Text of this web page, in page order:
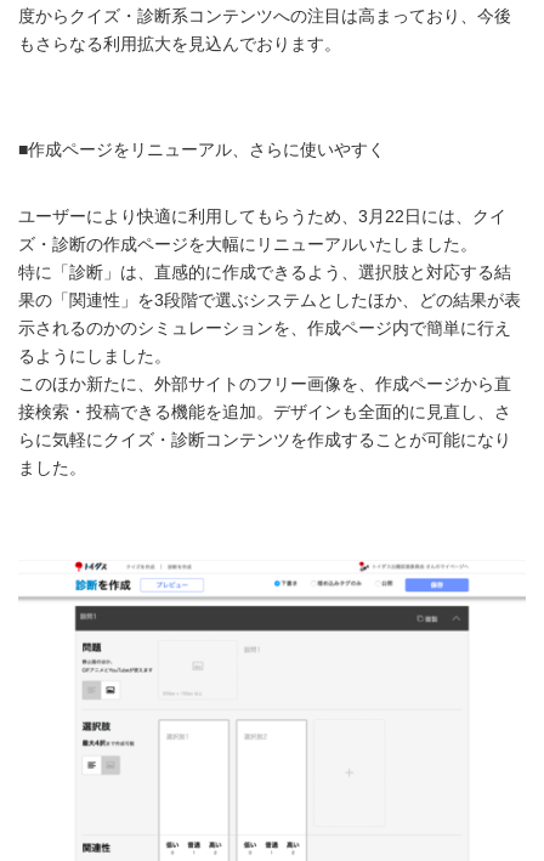
度からクイズ・診断系コンテンツへの注目は高まっており、今後
もさらなる利用拡大を見込んでおります。
■作成ページをリニューアル、さらに使いやすく
ユーザーにより快適に利用してもらうため、3月22日には、クイ
ズ・診断の作成ページを大幅にリニューアルいたしました。
特に「診断」は、直感的に作成できるよう、選択肢と対応する結
果の「関連性」を3段階で選ぶシステムとしたほか、どの結果が表
示されるのかのシミュレーションを、作成ページ内で簡単に行え
るようにしました。
このほか新たに、外部サイトのフリー画像を、作成ページから直
接検索・投稿できる機能を追加。デザインも全面的に見直し、さ
らに気軽にクイズ・診断コンテンツを作成することが可能になり
ました。